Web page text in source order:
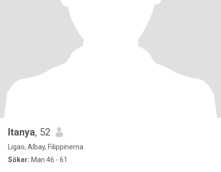
Itanya, 52
Ligao, Albay, Filippinerna
Söker: Man 46 - 61